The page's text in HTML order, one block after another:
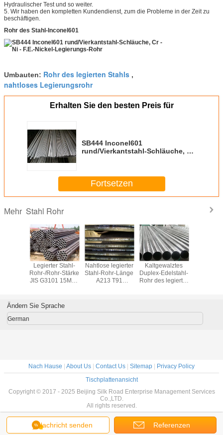
Hydraulischer Test und so weiter.
5. Wir haben den kompletten Kundendienst, zum die Probleme in der Zeit zu
beschäftigen.
Rohr des Stahl-Inconel601
Umbauten: Rohr des legierten Stahls ,
nahtloses Legierungsrohr
Erhalten Sie den besten Preis für
SB444 Inconel601
rund/Vierkantstahl-Schläuche, Cr
Fortsetzen
Mehr Stahl Rohr
A213
Legierter Stahl-
Rohr-/Rohr-Stärke
JIS G3101 15Mo3
Nahtlose legierter
Stahl-Rohr-Länge
A213 T91
Kaltgewalztes
Duplex-Edelstahl-
Rohr des legierter
Nachricht senden Referenzen
Ändern Sie Sprache
German
Nach Hause | About Us | Contact Us | Sitemap | Privacy Policy
Tischplattenansicht
Copyright © 2017 - 2025 Beijing Silk Road Enterprise Management Services
Co.,LTD.
All rights reserved.